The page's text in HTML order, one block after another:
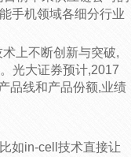
手机领域各细分行业
上不断创新与突破,
光大证券预计,2017
品线和产品份额,业绩
如in-cell技术直接让